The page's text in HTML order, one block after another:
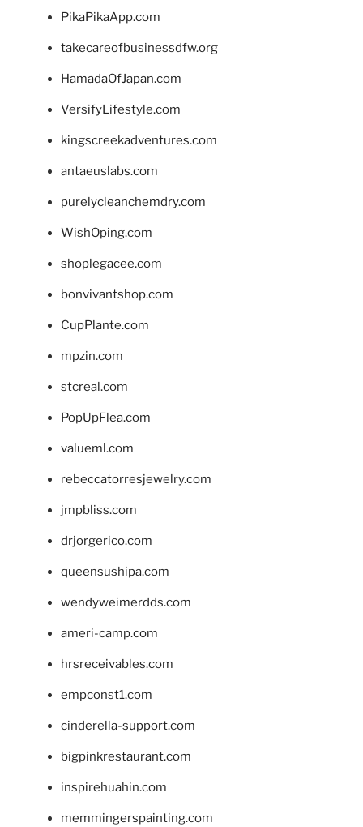
PikaPikaApp.com
takecareofbusinessdfw.org
HamadaOfJapan.com
VersifyLifestyle.com
kingscreekadventures.com
antaeuslabs.com
purelycleanchemdry.com
WishOping.com
shoplegacee.com
bonvivantshop.com
CupPlante.com
mpzin.com
stcreal.com
PopUpFlea.com
valueml.com
rebeccatorresjewelry.com
jmpbliss.com
drjorgerico.com
queensushipa.com
wendyweimerdds.com
ameri-camp.com
hrsreceivables.com
empconst1.com
cinderella-support.com
bigpinkrestaurant.com
inspirehuahin.com
memmingerspainting.com